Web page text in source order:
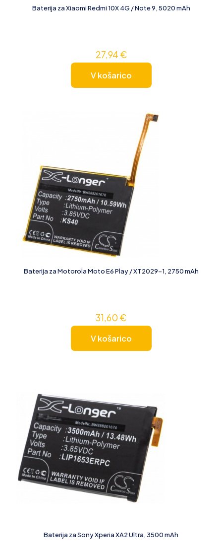
Baterija za Xiaomi Redmi 10X 4G / Note 9, 5020 mAh
27,94 €
V košarico
Baterija za Motorola Moto E6 Play / XT2029-1, 2750 mAh
31,60 €
V košarico
Baterija za Sony Xperia XA2 Ultra, 3500 mAh